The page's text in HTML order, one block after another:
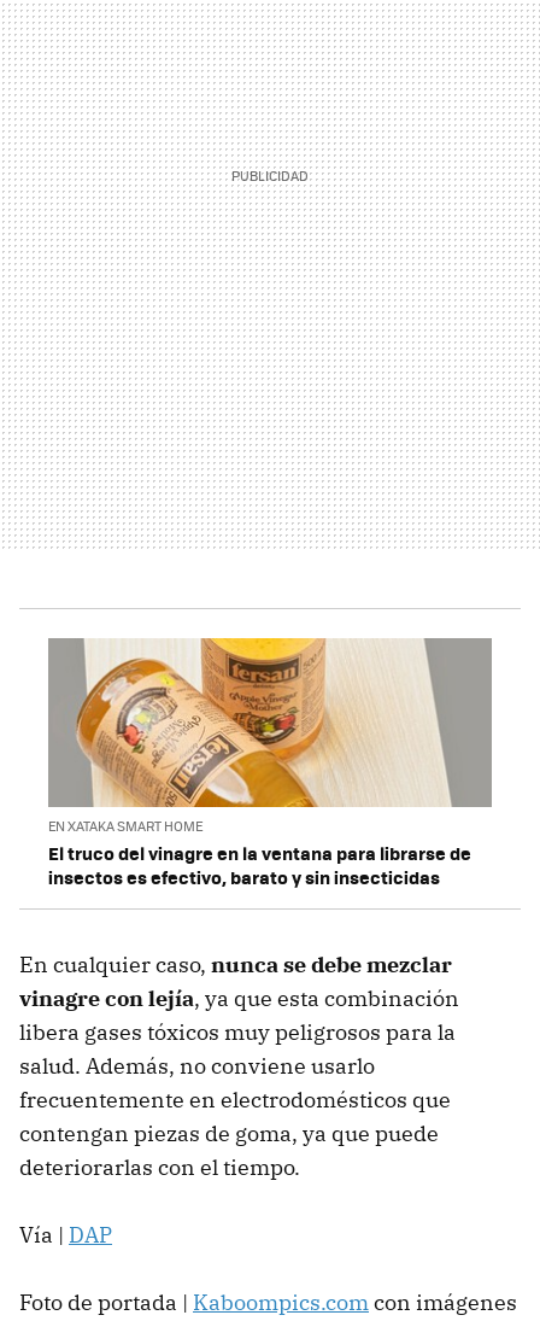
EN XATAKA SMART HOME
El truco del vinagre en la ventana para librarse de
insectos es efectivo, barato y sin insecticidas
En cualquier caso, nunca se debe mezclar
vinagre con lejía, ya que esta combinación
libera gases tóxicos muy peligrosos para la
salud. Además, no conviene usarlo
frecuentemente en electrodomésticos que
contengan piezas de goma, ya que puede
deteriorarlas con el tiempo.
Vía | DAP
Foto de portada | Kaboompics.comcon imágenes